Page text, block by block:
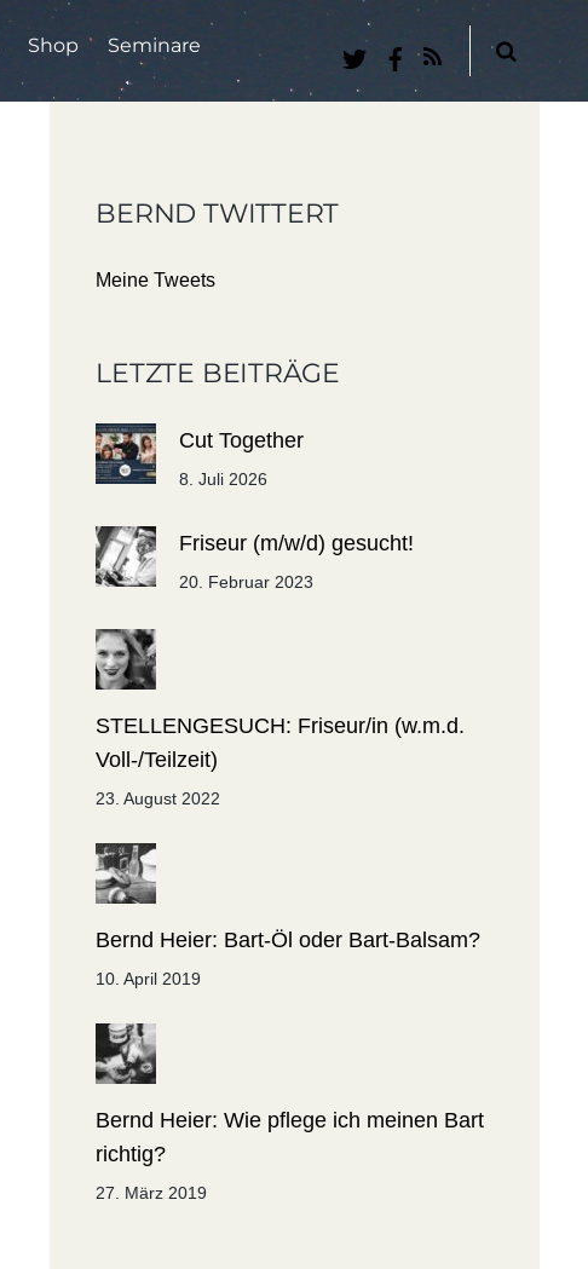
RSS
Shop Seminare
BERND TWITTERT
Meine Tweets
LETZTE BEITRÄGE
Cut Together
8. Juli 2026
Friseur (m/w/d) gesucht!
20. Februar 2023
STELLENGESUCH: Friseur/in (w.m.d.
Voll-/Teilzeit)
23. August 2022
Bernd Heier: Bart-Öl oder Bart-Balsam?
10. April 2019
Bernd Heier: Wie pflege ich meinen Bart
richtig?
27. März 2019